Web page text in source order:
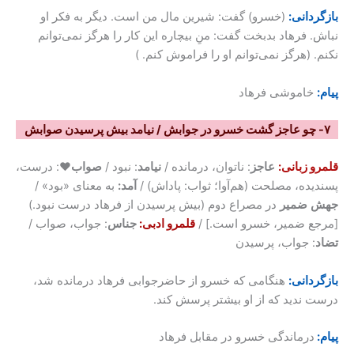
بازگردانی: (خسرو) گفت: شیرین مال من است. دیگر به فکر او
نباش. فرهاد بدبخت گفت: منِ بیچاره این کار را هرگز نمی‌توانم
نکنم. (هرگز نمی‌توانم او را فراموش کنم. )
پیام: خاموشی فرهاد
۷- چو عاجز گشت خسرو در جوابش / نیامد بیش پرسیدن صوابش
قلمرو زبانی: عاجز : ناتوان، درمانده / نیامد: نبود / صواب♥: درست،
پسندیده، مصلحت (هم‌آوا؛ ثواب: پاداش) / آمد: به معنای «بود» /
جهش ضمیر در مصراع دوم (بیش پرسیدن از فرهاد درست نبود.)
[مرجع ضمیر، خسرو است.] / قلمرو ادبی: جناس: جواب، صواب /
تضاد: جواب، پرسیدن
بازگردانی: هنگامی که خسرو از حاضرجوابی فرهاد درمانده شد،
درست ندید که از او بیشتر پرسش کند.
پیام: درماندگی خسرو در مقابل فرهاد